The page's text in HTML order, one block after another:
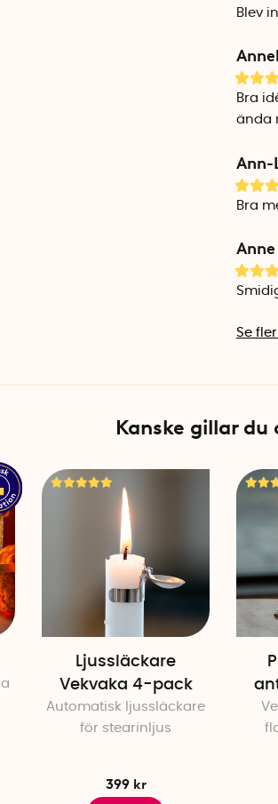
Blev
Bra
ända
Ann-
Bra
Anne
Se
Kanske gillar du
Ljussläckare
Vekvaka 4-pack
Automatisk ljussläckare
för stearinljus
399 kr